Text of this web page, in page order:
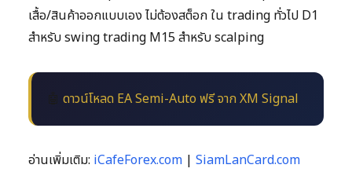
เสื้อ/สินค้าออกแบบเอง ไม่ต้องสต็อก ใน trading ทั่วไป D1
สำหรับ swing trading M15 สำหรับ scalping
ดาวน์โหลด EA Semi-Auto ฟรี จาก XM Signal
อ่านเพิ่มเติม: iCafeForex.com | SiamLanCard.com